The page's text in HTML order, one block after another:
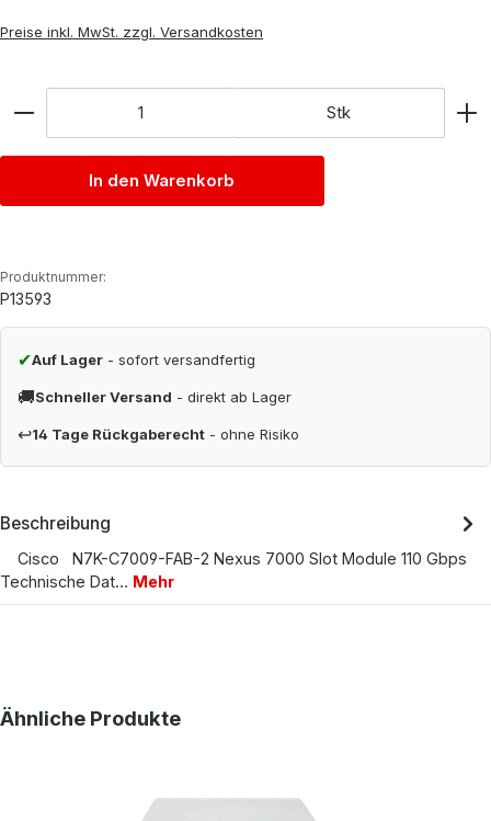
Preise inkl. MwSt. zzgl. Versandkosten
Stk
In den Warenkorb
Produktnummer:
P13593
✔Auf Lager - sofort versandfertig
🚚Schneller Versand - direkt ab Lager
↩14 Tage Rückgaberecht - ohne Risiko
Beschreibung
Cisco N7K-C7009-FAB-2 Nexus 7000 Slot Module 110 Gbps
Technische Dat… Mehr
Produktgalerie überspringen
Ähnliche Produkte